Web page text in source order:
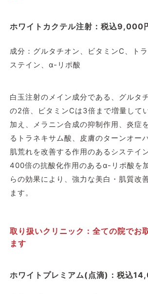
ホワイトカクテル注射：税込9,000
成分：グルタチオン、ビタミンC、ト
ステイン、α-リポ酸
白玉注射のメイン成分である、グルタ
の2倍、ビタミンCは3倍まで増量して
加え、メラニン合成の抑制作用、炎症
るトラネキサム酸、皮膚のターンオー
肌荒れを改善する作用のあるシステイ
400倍の抗酸化作用のあるα-リポ酸を
らの効果により、強力な美白・肌質改
ます。
取り扱いクリニック：全ての院でお
ます
ホワイトプレミアム(点滴)：税込